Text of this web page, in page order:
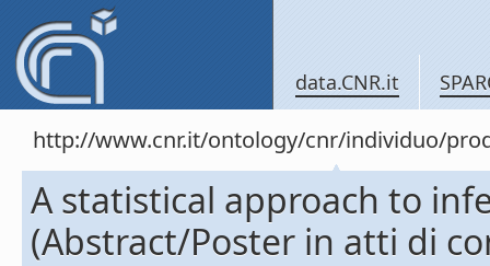
data.CNR.it
http://www.cnr.it/ontology/cnr/individuo/
A statistical approach to
(Abstract/Poster in atti di